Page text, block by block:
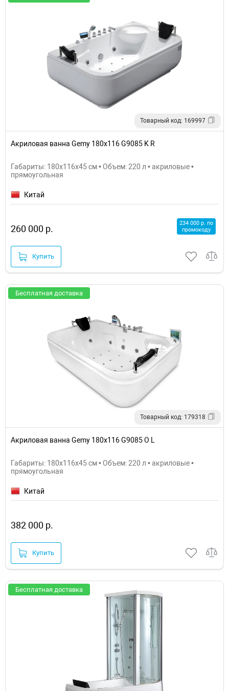
Товарный код: 169997
Акриловая ванна Gemy 180х116 G9085 K R
Габариты: 180x116x45 см • Объем: 220 л • акриловые •
прямоугольная
Китай
260 000 р.
234 000 р. по
промокоду
Купить
Бесплатная доставка
Товарный код: 179318
Акриловая ванна Gemy 180х116 G9085 O L
Габариты: 180x116x45 см • Объем: 220 л • акриловые •
прямоугольная
Китай
382 000 р.
Купить
Бесплатная доставка